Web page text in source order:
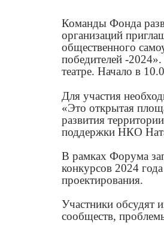
Команды Фонда
организаций
общественного
победителей -
театре. Начало в
Для участия
«Это открытая
развития
поддержки НКО
В рамках Форума
конкурсов 2024
проектирования.
Участники обсудят
сообществ,